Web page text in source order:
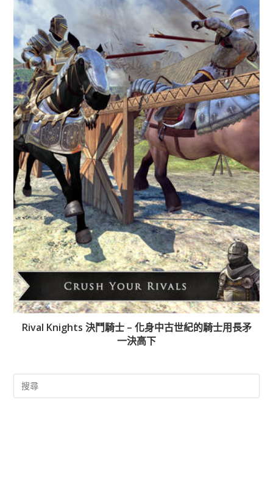
Rival Knights 決鬥騎士 – 化身中古世紀的騎士用長矛
一決高下